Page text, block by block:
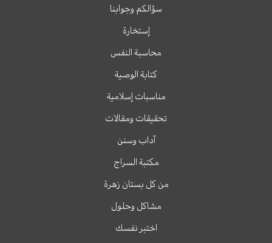
سؤالكم وجوابنا
إستخارة
محاسبة النفس
كتابة الوصية
مناسبات إسلامية
تحقيقات ومقالات
آداب وسنن
مكتبة السراج
من كل بستان زهرة
مشاكل وحلول
اختبر نفسك